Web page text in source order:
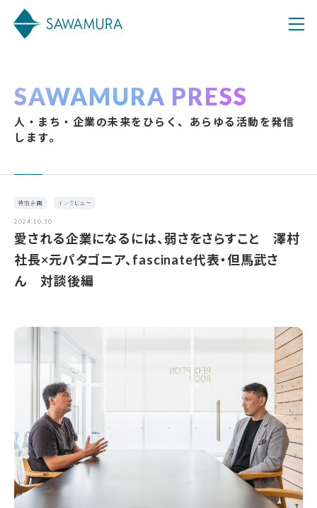
SAWAMURA PRESS
人・まち・企業の未来をひらく、あらゆる活動を発信
します。
特別企画 インタビュー
2024.10.30
愛される企業になるには、弱さをさらすこと 澤村
社長×元パタゴニア、fascinate代表・但馬武さ
ん 対談後編